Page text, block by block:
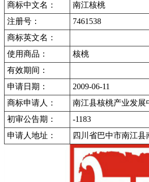
商标中文名：
南江核桃
注册号：
7461538
商标英文名：
使用商品：
核桃
有效期间：
申请日期：
2009-06-11
商标申请人：
南江县核桃产业发展
初审公告期：
-1183
申请人地址：
四川省巴中市南江县